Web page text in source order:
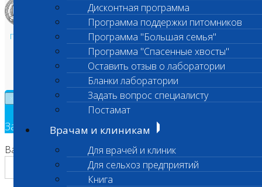
Дисконтная программа
Программа поддержки питомников
Программа "Большая семья"
Программа "Спасенные хвосты"
Оставить отзыв о лаборатории
Бланки лаборатории
Задать вопрос специалисту
Постамат
Врачам и клиникам
Для врачей и клиник
Для сельхоз предприятий
Книга
Политика в области персональных данных и конфиденциальности
Пользовательское соглашение
Техническая поддержка
Заявка на обратный звонок
Ваш номер телефона